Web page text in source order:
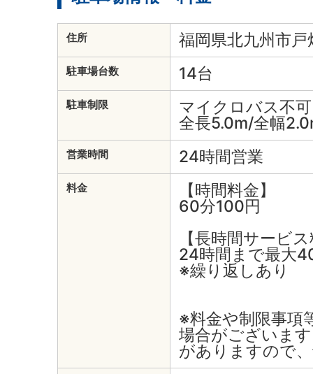
住所 福岡県北九州市
駐車場台数 14台
駐車制限
マイクロバス不
全長5.0m/全幅
営業時間 24時間営業
料金
【時間料金】
60分100円
【長時間サービ
24時間まで最大
※繰り返しあり
※料金や制限事項
場合がございま
がありますので